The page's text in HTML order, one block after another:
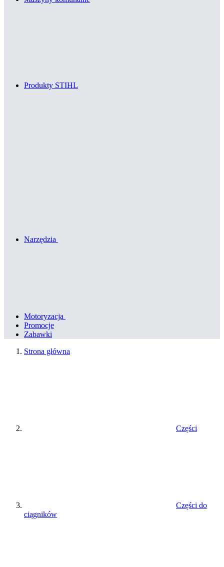
Produkty STIHL
Narzędzia
Motoryzacja
Promocje
Zabawki
Strona główna
Części
Części do
ciągników